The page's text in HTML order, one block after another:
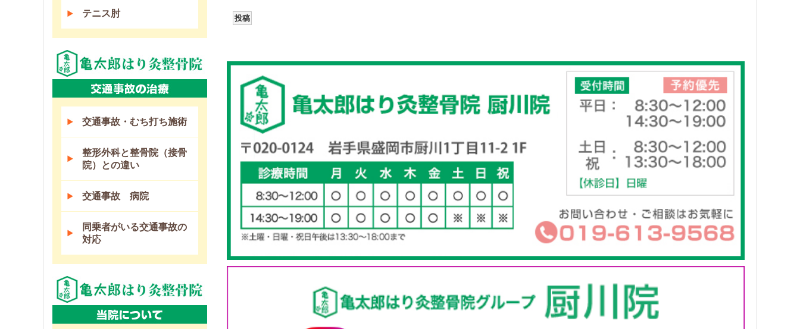
テニス肘
交通事故・むち打ち施術
整形外科と整骨院（接骨
院）との違い
交通事故 病院
同乗者がいる交通事故の
対応